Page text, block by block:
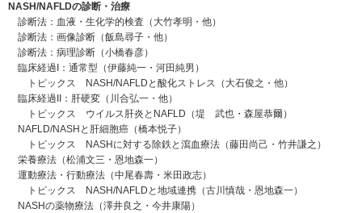
NASH/NAFLDの診断・治療
診断法：血液・生化学的検査（大竹孝明・他）
診断法：画像診断（飯島尋子・他）
診断法：病理診断（小橋春彦）
臨床経過I：通常型（伊藤純一・河田純男）
トピックス NASH/NAFLDと酸化ストレス（大石俊之・他）
臨床経過II：肝硬変（川合弘一・他）
トピックス ウイルス肝炎とNAFLD（堤 武也・森屋恭爾）
NAFLD/NASHと肝細胞癌（橋本悦子）
トピックス NASHに対する除鉄と瀉血療法（藤田尚己・竹井謙之）
栄養療法（松浦文三・恩地森一）
運動療法・行動療法（中尾春壽・米田政志）
トピックス NASH/NAFLDと地域連携（古川慎哉・恩地森一）
NASHの薬物療法（澤井良之・今井康陽）